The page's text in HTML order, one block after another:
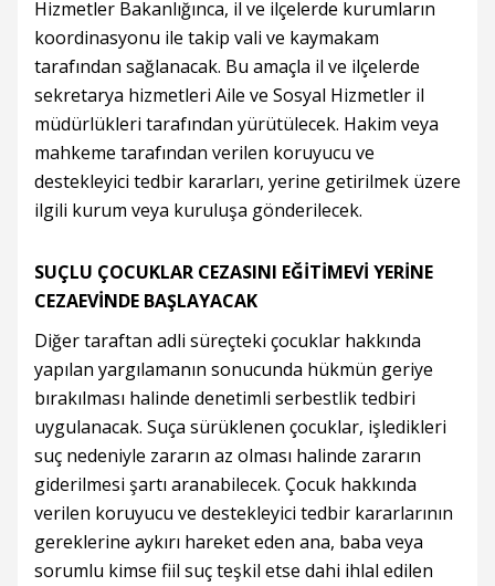
Hizmetler Bakanlığınca, il ve ilçelerde kurumların
koordinasyonu ile takip vali ve kaymakam
tarafından sağlanacak. Bu amaçla il ve ilçelerde
sekretarya hizmetleri Aile ve Sosyal Hizmetler il
müdürlükleri tarafından yürütülecek. Hakim veya
mahkeme tarafından verilen koruyucu ve
destekleyici tedbir kararları, yerine getirilmek üzere
ilgili kurum veya kuruluşa gönderilecek.
SUÇLU ÇOCUKLAR CEZASINI EĞİTİMEVİ YERİNE
CEZAEVİNDE BAŞLAYACAK
Diğer taraftan adli süreçteki çocuklar hakkında
yapılan yargılamanın sonucunda hükmün geriye
bırakılması halinde denetimli serbestlik tedbiri
uygulanacak. Suça sürüklenen çocuklar, işledikleri
suç nedeniyle zararın az olması halinde zararın
giderilmesi şartı aranabilecek. Çocuk hakkında
verilen koruyucu ve destekleyici tedbir kararlarının
gereklerine aykırı hareket eden ana, baba veya
sorumlu kimse fiil suç teşkil etse dahi ihlal edilen